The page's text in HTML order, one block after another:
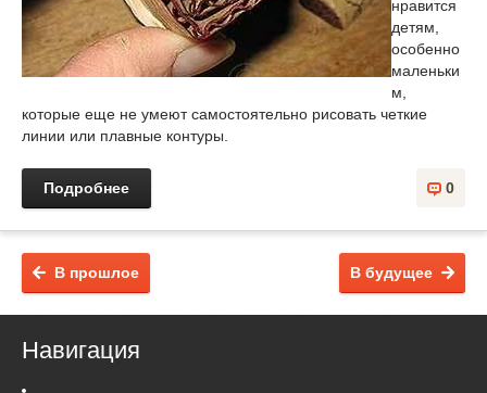
нравится
детям,
особенно
маленьки
м,
которые еще не умеют самостоятельно рисовать четкие
линии или плавные контуры.
0
Подробнее
В будущее
В прошлое
Навигация